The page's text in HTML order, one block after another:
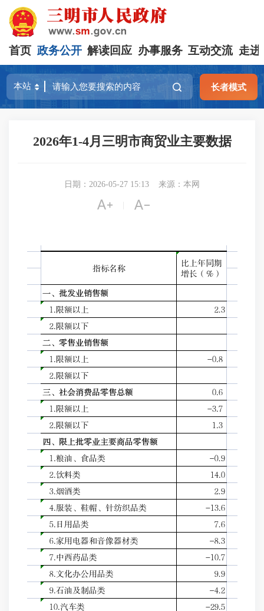
首页 政务公开 解读回应 办事服务 互动交流 走进
长者模式
2026年1-4月三明市商贸业主要数据
日期：2026-05-27 15:13 来源：本网
 